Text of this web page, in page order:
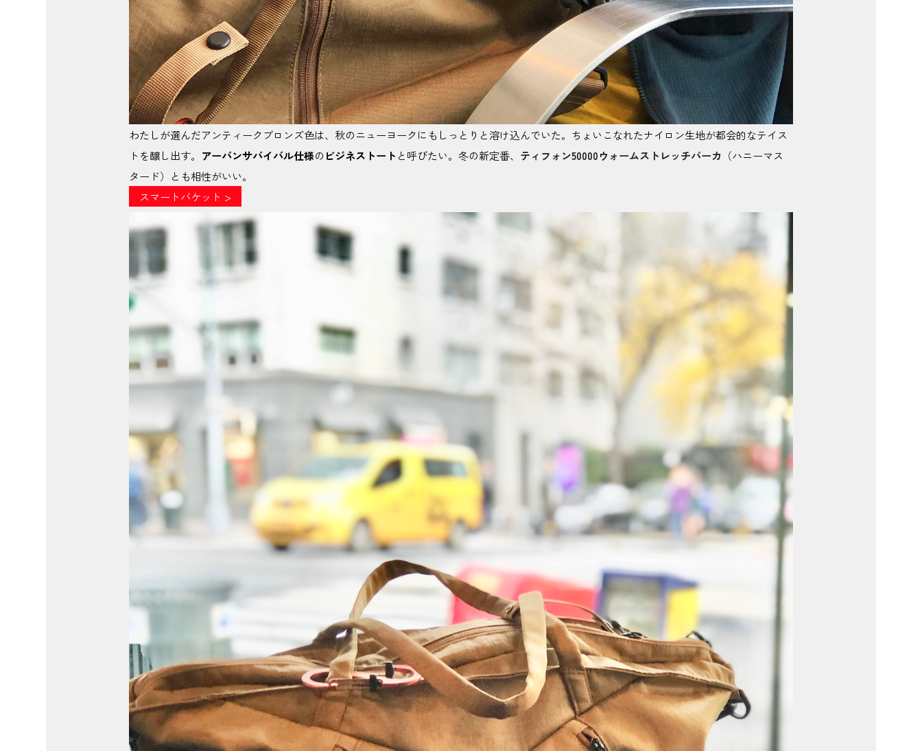
わたしが選んだアンティークブロンズ色は、秋のニューヨークにもしっとりと溶け込んでいた。ちょいこなれたナイロン生地が都会的なテイス
トを醸し出す。 アーバンサバイバル仕様の ビジネストート と呼びたい。冬の新定番、 ティフォン50000ウォームストレッチパーカ （ハニーマス
タード）とも相性がいい。
スマートバケット >